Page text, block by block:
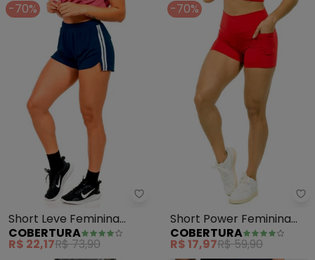
-70%
Cobertura - Short Leve
Short Leve Feminina
(Azul)
COBERTURA
R$ 22,17R$ 73,90
-70%
Short Power Feminina
(Vermelho)
COBERTURA
R$ 17,97R$ 59,90